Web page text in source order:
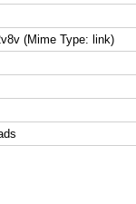
(Mime Type: link)